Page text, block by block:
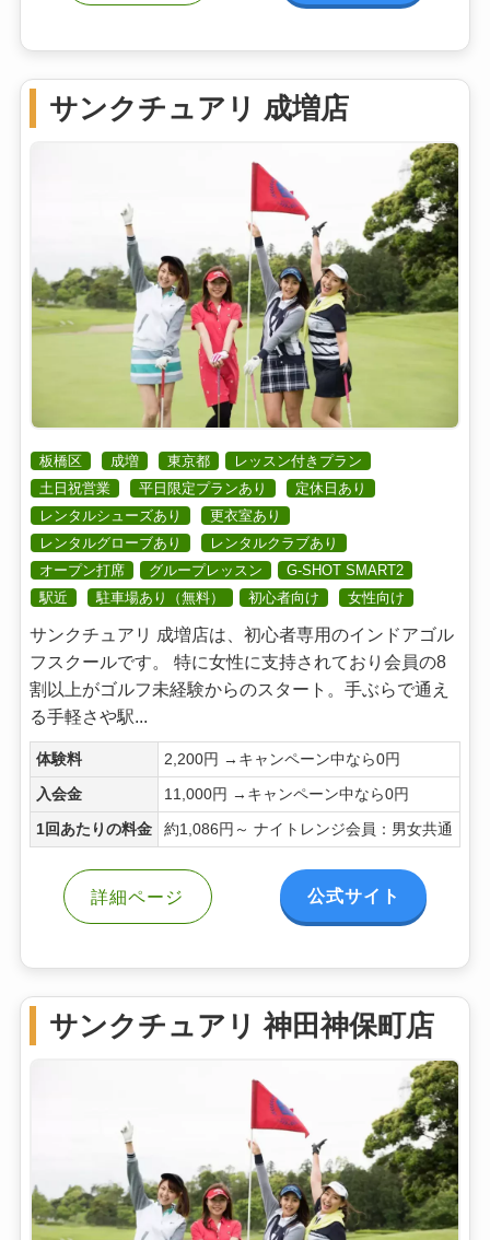
サンクチュアリ 成増店
板橋区 成増 東京都
レッスン付きプラン
土日祝営業
平日限定プランあり
定休日あり
レンタルシューズあり
更衣室あり
レンタルグローブあり
レンタルクラブあり
オープン打席
グループレッスン
G-SHOT SMART2
駅近
駐車場あり（無料） 初心者向け 女性向け
サンクチュアリ 成増店は、初心者専用のインドアゴル
フスクールです。 特に女性に支持されており会員の8
割以上がゴルフ未経験からのスタート。手ぶらで通え
る手軽さや駅...
体験料 2,200円 →キャンペーン中なら0円
入会金 11,000円 →キャンペーン中なら0円
1回あたりの料金 約1,086円～ ナイトレンジ会員：男女共通
詳細ページ 公式サイト
サンクチュアリ 神田神保町店